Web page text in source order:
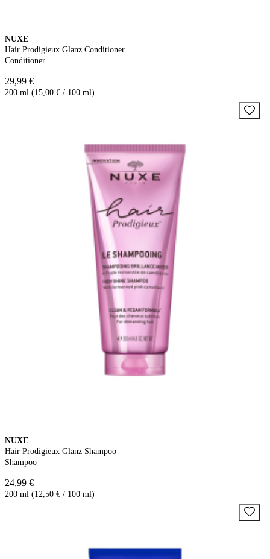
NUXE
Hair Prodigieux Glanz Conditioner
Conditioner
29,99 €
200 ml (15,00 € / 100 ml)
NUXE
Hair Prodigieux Glanz Shampoo
Shampoo
24,99 €
200 ml (12,50 € / 100 ml)